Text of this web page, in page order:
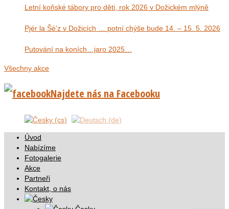
Letní koňské tábory pro děti, rok 2026 v Dožickém mlýně
Pjér la Šé’z v Dožicích … potní chýše bude 14. – 15. 5. 2026
Putování na koních…jaro 2025…
Všechny akce
Najdete nás na Facebooku
Úvod
Nabízíme
Fotogalerie
Akce
Partneři
Kontakt, o nás